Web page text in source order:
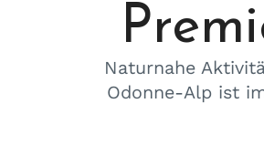
Naturnahe
Odonne-Alp ist